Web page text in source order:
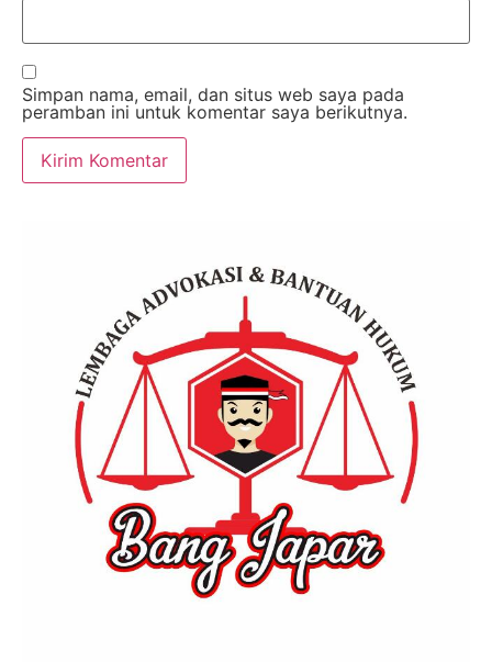
Simpan nama, email, dan situs web saya pada
peramban ini untuk komentar saya berikutnya.